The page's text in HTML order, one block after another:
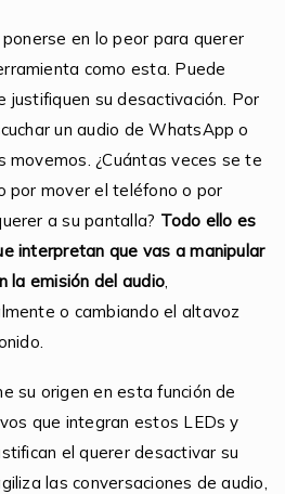
en lo peor para querer
como esta. Puede
justifiquen su desactivación. Por
un audio de WhatsApp o
movemos. ¿Cuántas veces se te
por mover el teléfono o por
a su pantalla? Todo ello es
interpretan que vas a manipular
la emisión del audio
o cambiando el altavoz
su origen en esta función de
que integran estos LEDs y
el querer desactivar su
las conversaciones de audio,